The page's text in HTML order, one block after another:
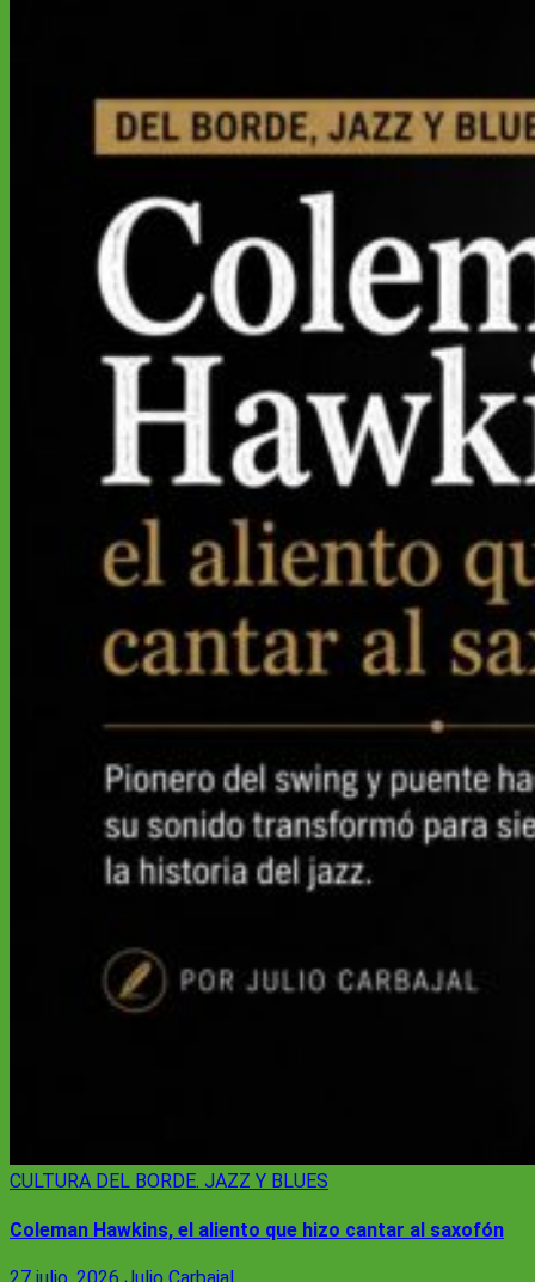
CULTURA DEL BORDE. JAZZ Y BLUES
Coleman Hawkins, el aliento que hizo cantar al saxofón